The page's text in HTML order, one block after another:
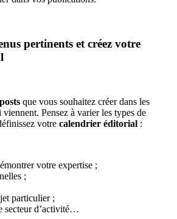
pertinents et créez votre
posts que vous souhaitez créer dans les
Pensez à varier les types de
votre calendrier éditorial :
votre expertise ;
;
particulier ;
secteur d’activité…